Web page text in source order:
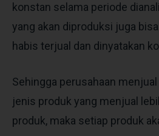
konstan selama periode
yang akan diproduksi juga
habis terjual dan dinyatakan
Sehingga perusahaan
jenis produk yang menjual
produk, maka setiap produk